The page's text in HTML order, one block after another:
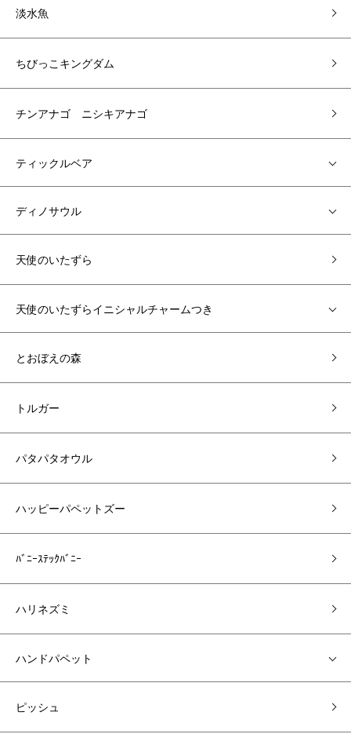
淡水魚
ちびっこキングダム
チンアナゴ ニシキアナゴ
ティックルベア
ディノサウル
天使のいたずら
天使のいたずらイニシャルチャームつき
とおぼえの森
トルガー
パタパタオウル
ハッピーパペットズー
ﾊﾞﾆｰｽﾃｯｸﾊﾞﾆｰ
ハリネズミ
ハンドパペット
ピッシュ